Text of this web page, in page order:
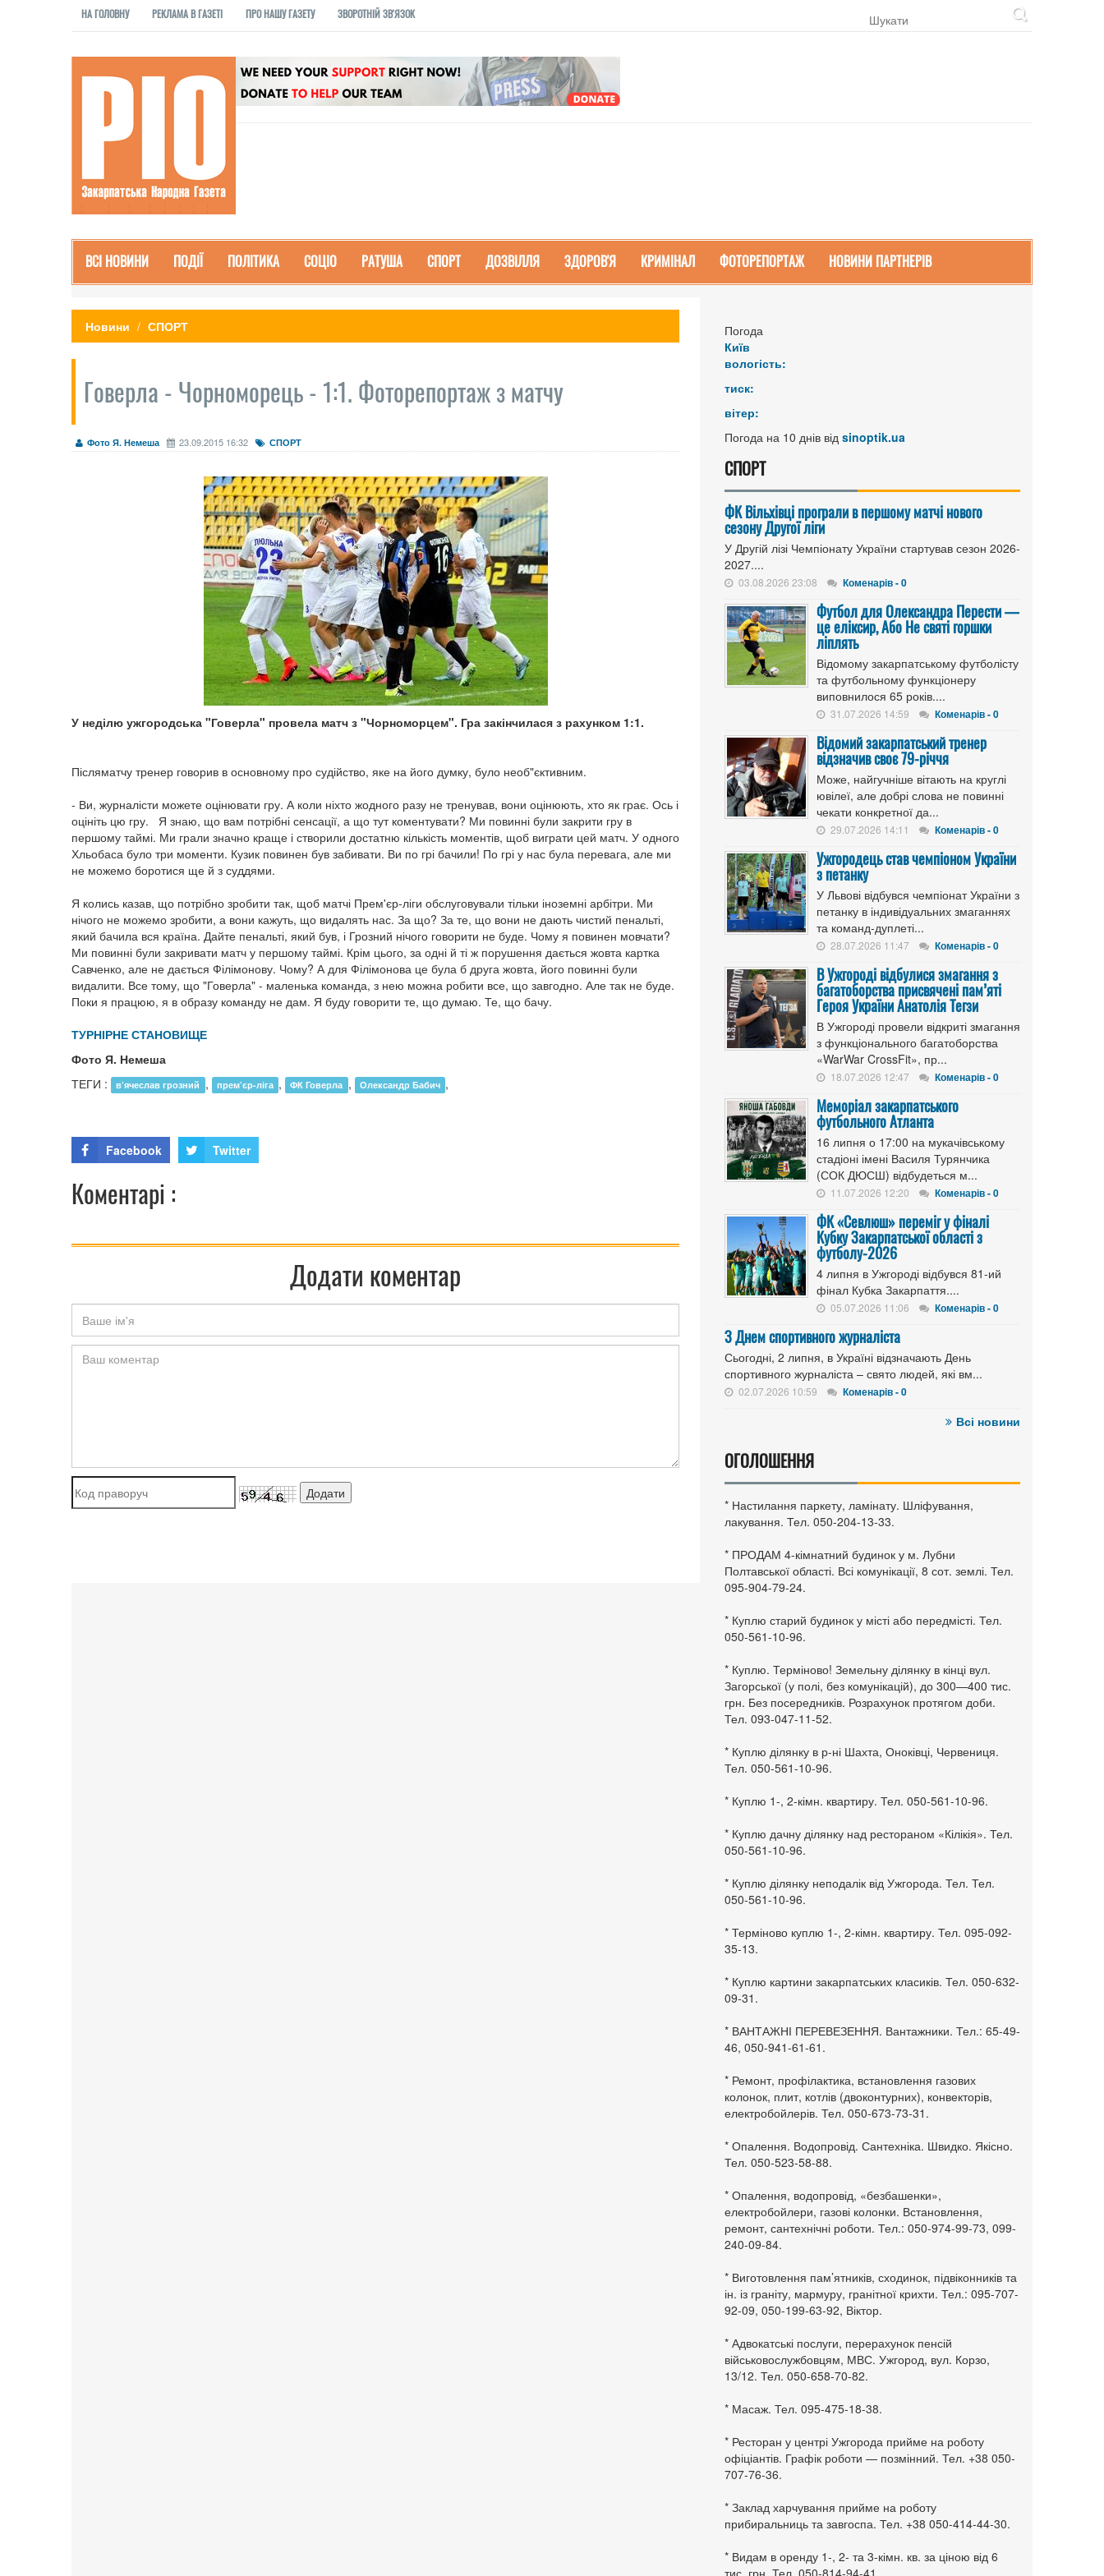
НА ГОЛОВНУ РЕКЛАМА В ГАЗЕТІ ПРО НАШУ ГАЗЕТУ ЗВОРОТНІЙ ЗВ'ЯЗОК
ВСІ НОВИНИ ПОДІЇ ПОЛІТИКА СОЦІО РАТУША СПОРТ ДОЗВІЛЛЯ ЗДОРОВ'Я КРИМІНАЛ ФОТОРЕПОРТАЖ НОВИНИ ПАРТНЕРІВ
Новини СПОРТ
Говерла - Чорноморець - 1:1. Фоторепортаж з матчу
Фото Я. Немеша 23.09.2015 16:32 СПОРТ
У неділю ужгородська "Говерла" провела матч з "Чорноморцем". Гра закінчилася з рахунком 1:1.
Післяматчу тренер говорив в основному про судійство, яке на його думку, було необ"єктивним.
- Ви, журналісти можете оцінювати гру. А коли ніхто жодного разу не тренував, вони оцінюють, хто як грає. Ось і
оцініть цю гру. Я знаю, що вам потрібні сенсації, а що тут коментувати? Ми повинні були закрити гру в
першому таймі. Ми грали значно краще і створили достатню кількість моментів, щоб виграти цей матч. У одного
Хльобаса було три моменти. Кузик повинен був забивати. Ви по грі бачили! По грі у нас була перевага, але ми
не можемо боротися ще й з суддями.
Я колись казав, що потрібно зробити так, щоб матчі Прем'єр-ліги обслуговували тільки іноземні арбітри. Ми
нічого не можемо зробити, а вони кажуть, що видалять нас. За що? За те, що вони не дають чистий пенальті,
який бачила вся країна. Дайте пенальті, який був, і Грозний нічого говорити не буде. Чому я повинен мовчати?
Ми повинні були закривати матч у першому таймі. Крім цього, за одні й ті ж порушення дається жовта картка
Савченко, але не дається Філімонову. Чому? А для Філімонова це була б друга жовта, його повинні були
видалити. Все тому, що "Говерла" - маленька команда, з нею можна робити все, що завгодно. Але так не буде.
Поки я працюю, я в образу команду не дам. Я буду говорити те, що думаю. Те, що бачу.
ТУРНІРНЕ СТАНОВИЩЕ
Фото Я. Немеша
ТЕГИ :
в’ячеслав грозний , прем’єр-ліга , ФК Говерла , Олександр Бабич ,
Facebook Twitter
Коментарі :
Додати коментар
Погода
Київ
вологість:
тиск:
вітер:
Погода на 10 днів від sinoptik.ua
СПОРТ
ФК Вільхівці програли в першому матчі нового
сезону Другої ліги
У Другій лізі Чемпіонату України стартував сезон 2026-
2027....
03.08.2026 23:08 Коменарів - 0
Футбол для Олександра Перести —
це еліксир, Або Не святі горшки
ліплять
Відомому закарпатському футболісту
та футбольному функціонеру
виповнилося 65 років....
31.07.2026 14:59 Коменарів - 0
Відомий закарпатський тренер
відзначив своє 79-річчя
Може, найгучніше вітають на круглі
ювілеї, але добрі слова не повинні
чекати конкретної да...
29.07.2026 14:11 Коменарів - 0
Ужгородець став чемпіоном України
з петанку
У Львові відбувся чемпіонат України з
петанку в індивідуальних змаганнях
та команд-дуплеті...
28.07.2026 11:47 Коменарів - 0
В Ужгороді відбулися змагання з
багатоборства присвячені пам’яті
Героя України Анатолія Тегзи
В Ужгороді провели відкриті змагання
з функціонального багатоборства
«WarWar CrossFit», пр...
18.07.2026 12:47 Коменарів - 0
Меморіал закарпатського
футбольного Атланта
16 липня о 17:00 на мукачівському
стадіоні імені Василя Турянчика
(СОК ДЮСШ) відбудеться м...
11.07.2026 12:20 Коменарів - 0
ФК «Севлюш» переміг у фіналі
Кубку Закарпатської області з
футболу-2026
4 липня в Ужгороді відбувся 81-ий
фінал Кубка Закарпаття....
05.07.2026 11:06 Коменарів - 0
З Днем спортивного журналіста
Сьогодні, 2 липня, в Україні відзначають День
спортивного журналіста – свято людей, які вм...
02.07.2026 10:59 Коменарів - 0
Всі новини
ОГОЛОШЕННЯ
* Настилання паркету, ламінату. Шліфування,
лакування. Тел. 050-204-13-33.
* ПРОДАМ 4-кімнатний будинок у м. Лубни
Полтавської області. Всі комунікації, 8 сот. землі. Тел.
095-904-79-24.
* Куплю старий будинок у місті або передмісті. Тел.
050-561-10-96.
* Куплю. Терміново! Земельну ділянку в кінці вул.
Загорської (у полі, без комунікацій), до 300—400 тис.
грн. Без посередників. Розрахунок протягом доби.
Тел. 093-047-11-52.
* Куплю ділянку в р-ні Шахта, Оноківці, Червениця.
Тел. 050-561-10-96.
* Куплю 1-, 2-кімн. квартиру. Тел. 050-561-10-96.
* Куплю дачну ділянку над рестораном «Кілікія». Тел.
050-561-10-96.
* Куплю ділянку неподалік від Ужгорода. Тел. Тел.
050-561-10-96.
* Терміново куплю 1-, 2-кімн. квартиру. Тел. 095-092-
35-13.
* Куплю картини закарпатських класиків. Тел. 050-632-
09-31.
* ВАНТАЖНІ ПЕРЕВЕЗЕННЯ. Вантажники. Тел.: 65-49-
46, 050-941-61-61.
* Ремонт, профілактика, встановлення газових
колонок, плит, котлів (двоконтурних), конвекторів,
електробойлерів. Тел. 050-673-73-31.
* Опалення. Водопровід. Сантехніка. Швидко. Якісно.
Тел. 050-523-58-88.
* Опалення, водопровід, «безбашенки»,
електробойлери, газові колонки. Встановлення,
ремонт, сантехнічні роботи. Тел.: 050-974-99-73, 099-
240-09-84.
* Виготовлення пам’ятників, сходинок, підвіконників та
ін. із граніту, мармуру, гранітної крихти. Тел.: 095-707-
92-09, 050-199-63-92, Віктор.
* Адвокатські послуги, перерахунок пенсій
військовослужбовцям, МВС. Ужгород, вул. Корзо,
13/12. Тел. 050-658-70-82.
* Масаж. Тел. 095-475-18-38.
* Ресторан у центрі Ужгорода прийме на роботу
офіціантів. Графік роботи — позмінний. Тел. +38 050-
707-76-36.
* Заклад харчування прийме на роботу
прибиральниць та завгоспа. Тел. +38 050-414-44-30.
* Видам в оренду 1-, 2- та 3-кімн. кв. за ціною від 6
тис. грн. Тел. 050-814-94-41.